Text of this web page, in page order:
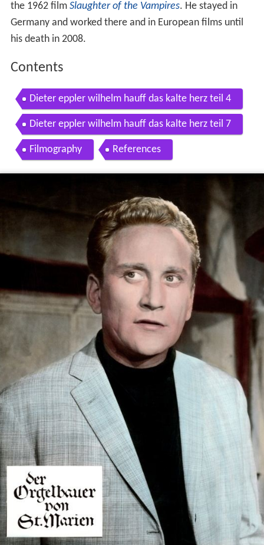
the 1962 film Slaughter of the Vampires. He stayed in
Germany and worked there and in European films until
his death in 2008.
Contents
Dieter eppler wilhelm hauff das kalte herz teil 4
Dieter eppler wilhelm hauff das kalte herz teil 7
Filmography References